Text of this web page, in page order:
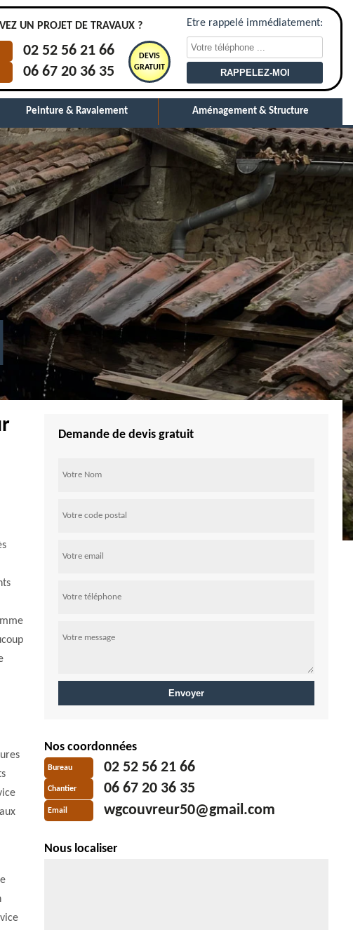
UN PROJET DE TRAVAUX ?
02 52 56 21 66
06 67 20 36 35
DEVIS
GRATUIT
Etre rappelé immédiatement:
Peinture & Ravalement Aménagement & Structure
Demande de devis gratuit
Nos coordonnées
Bureau 02 52 56 21 66
Chantier 06 67 20 36 35
Email wgcouvreur50@gmail.com
Nous localiser